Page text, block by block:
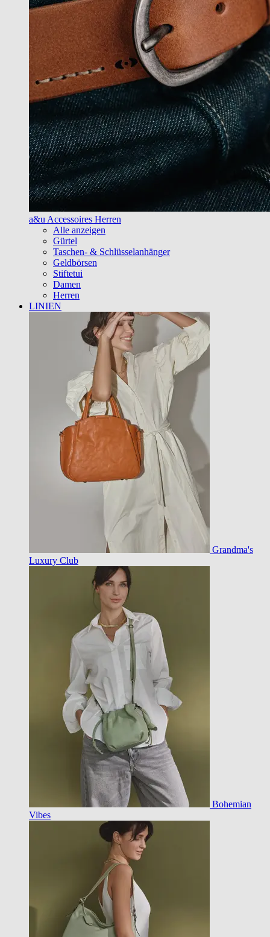
a&u Accessoires Herren
Alle anzeigen
Gürtel
Taschen- & Schlüsselanhänger
Geldbörsen
Stiftetui
Damen
Herren
LINIEN
Grandma's
Luxury Club
Bohemian
Vibes